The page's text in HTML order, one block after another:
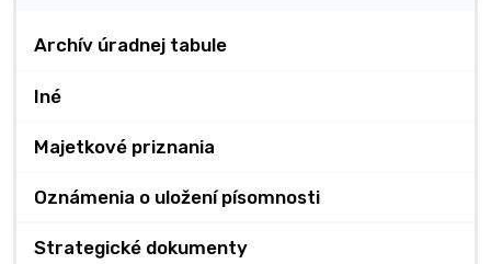
Archív úradnej tabule
Iné
Majetkové priznania
Oznámenia o uložení písomnosti
Strategické dokumenty